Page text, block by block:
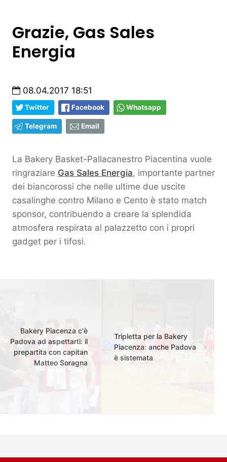
Grazie, Gas Sales
Energia
08.04.2017 18:51
Twitter Facebook Whatsapp
Telegram Email
La Bakery Basket-Pallacanestro Piacentina vuole
ringraziare Gas Sales Energia, importante partner
dei biancorossi che nelle ultime due uscite
casalinghe contro Milano e Cento è stato match
sponsor, contribuendo a creare la splendida
atmosfera respirata al palazzetto con i propri
gadget per i tifosi.
Bakery Piacenza c'è
Padova ad aspettarti: il
prepartita con capitan
Matteo Soragna
Tripletta per la Bakery
Piacenza: anche Padova
è sistemata